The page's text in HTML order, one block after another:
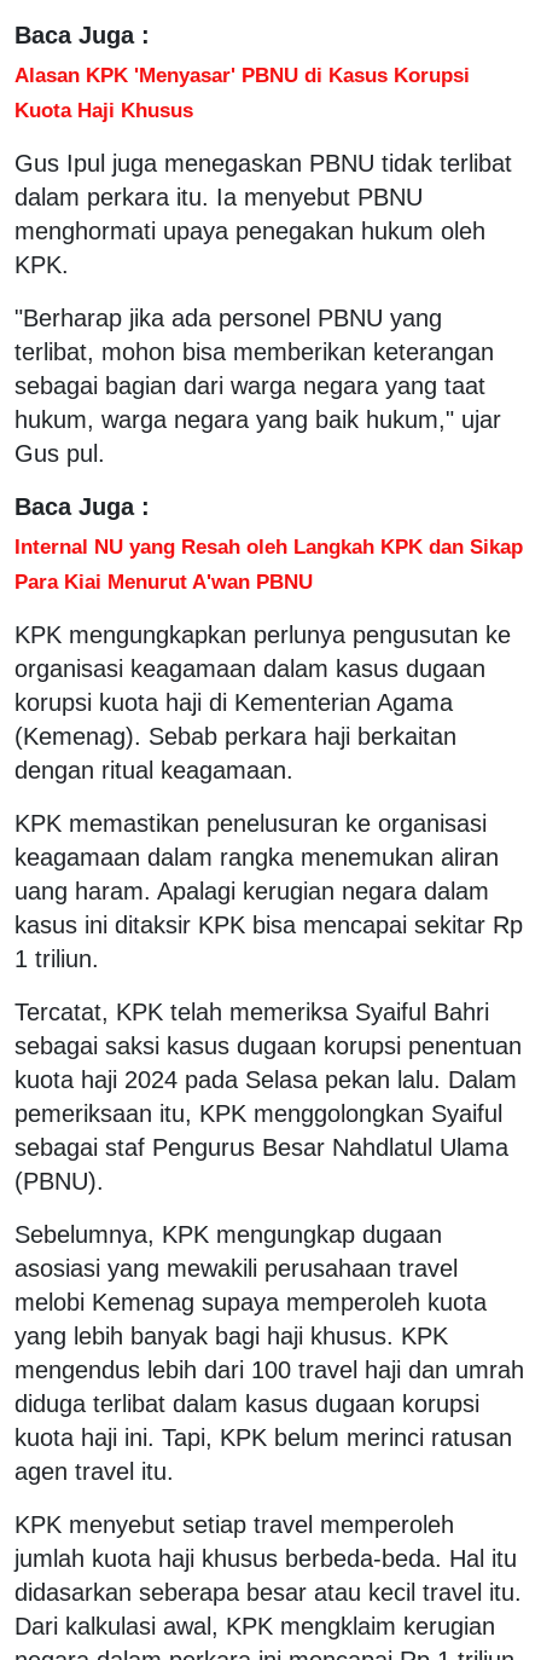
Baca Juga :
Alasan KPK 'Menyasar' PBNU di Kasus Korupsi
Kuota Haji Khusus
Gus Ipul juga menegaskan PBNU tidak terlibat
dalam perkara itu. Ia menyebut PBNU
menghormati upaya penegakan hukum oleh
KPK.
"Berharap jika ada personel PBNU yang
terlibat, mohon bisa memberikan keterangan
sebagai bagian dari warga negara yang taat
hukum, warga negara yang baik hukum," ujar
Gus pul.
Baca Juga :
Internal NU yang Resah oleh Langkah KPK dan Sikap
Para Kiai Menurut A'wan PBNU
KPK mengungkapkan perlunya pengusutan ke
organisasi keagamaan dalam kasus dugaan
korupsi kuota haji di Kementerian Agama
(Kemenag). Sebab perkara haji berkaitan
dengan ritual keagamaan.
KPK memastikan penelusuran ke organisasi
keagamaan dalam rangka menemukan aliran
uang haram. Apalagi kerugian negara dalam
kasus ini ditaksir KPK bisa mencapai sekitar Rp
1 triliun.
Tercatat, KPK telah memeriksa Syaiful Bahri
sebagai saksi kasus dugaan korupsi penentuan
kuota haji 2024 pada Selasa pekan lalu. Dalam
pemeriksaan itu, KPK menggolongkan Syaiful
sebagai staf Pengurus Besar Nahdlatul Ulama
(PBNU).
Sebelumnya, KPK mengungkap dugaan
asosiasi yang mewakili perusahaan travel
melobi Kemenag supaya memperoleh kuota
yang lebih banyak bagi haji khusus. KPK
mengendus lebih dari 100 travel haji dan umrah
diduga terlibat dalam kasus dugaan korupsi
kuota haji ini. Tapi, KPK belum merinci ratusan
agen travel itu.
KPK menyebut setiap travel memperoleh
jumlah kuota haji khusus berbeda-beda. Hal itu
didasarkan seberapa besar atau kecil travel itu.
Dari kalkulasi awal, KPK mengklaim kerugian